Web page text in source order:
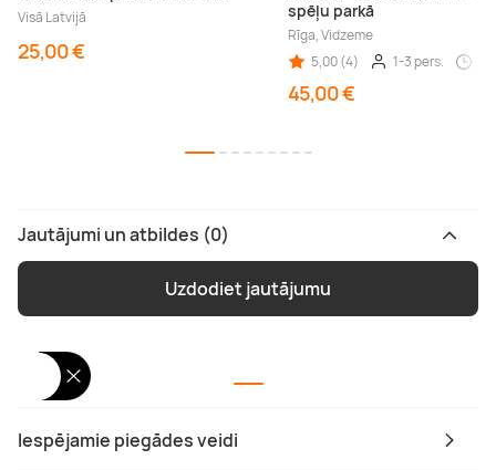
Iespējamie piegādes veidi
Visā Latvijā
25,00 €
spēļu parkā
Rīga, Vidzeme
5,00 (4)
1-3 pers.
45,00 €
Jautājumi un atbildes (0)
Uzdodiet jautājumu